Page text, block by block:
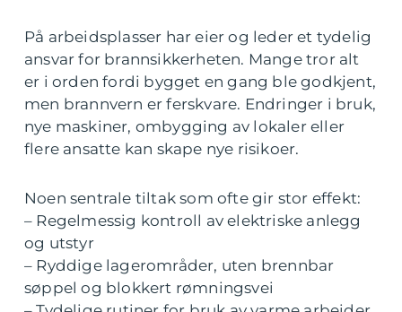
På arbeidsplasser har eier og leder et tydelig
ansvar for brannsikkerheten. Mange tror alt
er i orden fordi bygget en gang ble godkjent,
men brannvern er ferskvare. Endringer i bruk,
nye maskiner, ombygging av lokaler eller
flere ansatte kan skape nye risikoer.
Noen sentrale tiltak som ofte gir stor effekt:
– Regelmessig kontroll av elektriske anlegg
og utstyr
– Ryddige lagerområder, uten brennbar
søppel og blokkert rømningsvei